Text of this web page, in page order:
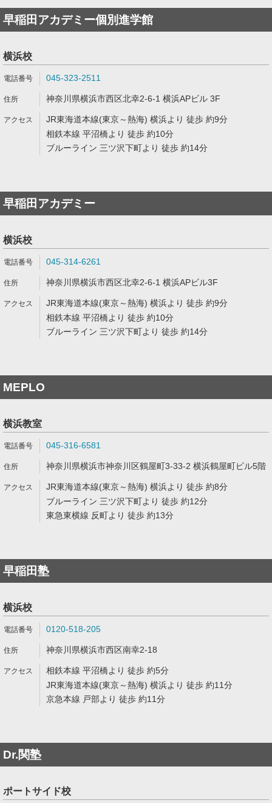
早稲田アカデミー個別進学館
横浜校
045-323-2511
神奈川県横浜市西区北幸2-6-1 横浜APビル 3F
JR東海道本線(東京～熱海) 横浜より 徒歩 約9分
相鉄本線 平沼橋より 徒歩 約10分
ブルーライン 三ツ沢下町より 徒歩 約14分
早稲田アカデミー
横浜校
045-314-6261
神奈川県横浜市西区北幸2-6-1 横浜APビル3F
JR東海道本線(東京～熱海) 横浜より 徒歩 約9分
相鉄本線 平沼橋より 徒歩 約10分
ブルーライン 三ツ沢下町より 徒歩 約14分
MEPLO
横浜教室
045-316-6581
神奈川県横浜市神奈川区鶴屋町3-33-2 横浜鶴屋町ビル5階
JR東海道本線(東京～熱海) 横浜より 徒歩 約8分
ブルーライン 三ツ沢下町より 徒歩 約12分
東急東横線 反町より 徒歩 約13分
早稲田塾
横浜校
0120-518-205
神奈川県横浜市西区南幸2-18
相鉄本線 平沼橋より 徒歩 約5分
JR東海道本線(東京～熱海) 横浜より 徒歩 約11分
京急本線 戸部より 徒歩 約11分
Dr.関塾
ポートサイド校